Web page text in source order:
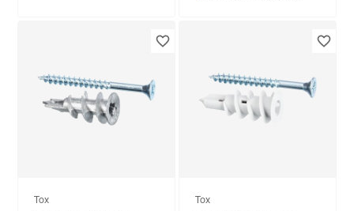
Tox Tox